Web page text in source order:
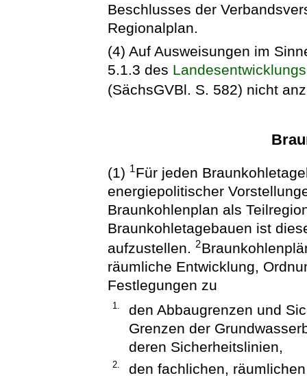
Beschlusses der
Regionalplan.
(4) Auf Ausweisungen im
5.1.3 des
(SächsGVBl. S. 582) nicht
(1) 1Für jeden
energiepolitischer
Braunkohlenplan als
Braunkohletagebauen ist
aufzustellen.2
räumliche Entwicklung,
Festlegungen zu
1.
den Abbaugrenzen und
Grenzen der
deren Sicherheitslinien,
2. den fachlichen,